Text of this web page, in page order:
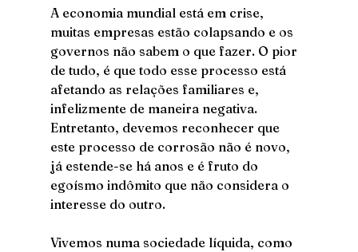
A economia mundial está em crise,
muitas empresas estão colapsando e os
governos não sabem o que fazer. O pior
de tudo, é que todo esse processo está
afetando as relações familiares e,
infelizmente de maneira negativa.
Entretanto, devemos reconhecer que
este processo de corrosão não é novo,
já estende-se há anos e é fruto do
egoísmo indômito que não considera o
interesse do outro.
Vivemos numa sociedade líquida, como